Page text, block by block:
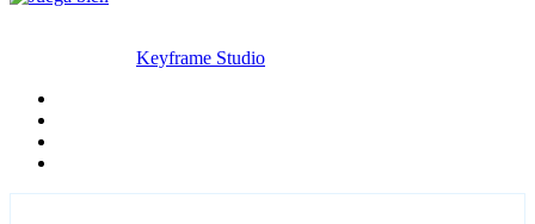
Keyframe Studio